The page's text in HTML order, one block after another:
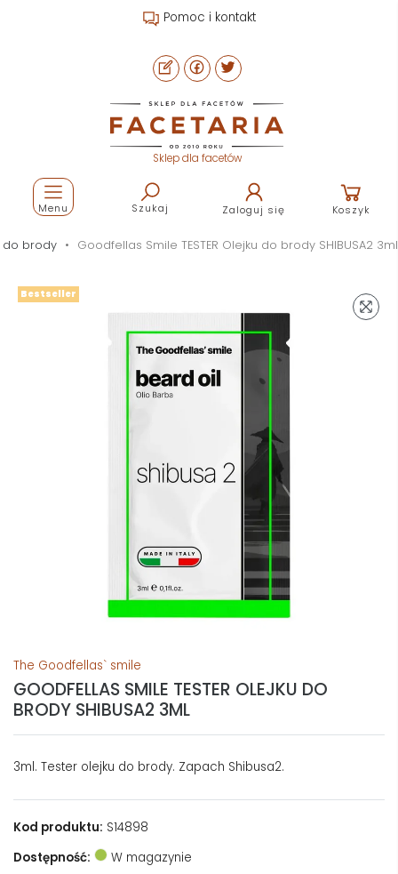
Pomoc i kontakt
Sklep dla facetów
Szukaj Zaloguj się Koszyk
Menu
do brody Goodfellas Smile TESTER Olejku do brody SHIBUSA2 3ml
Bestseller
The Goodfellas` smile
GOODFELLAS SMILE TESTER OLEJKU DO
BRODY SHIBUSA2 3ML
3ml. Tester olejku do brody. Zapach Shibusa2.
Kod produktu: S14898
Dostępność:
W magazynie